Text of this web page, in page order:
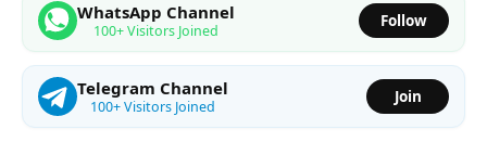
WhatsApp Channel
100+ Visitors Joined
Follow
Telegram Channel
100+ Visitors Joined
Join